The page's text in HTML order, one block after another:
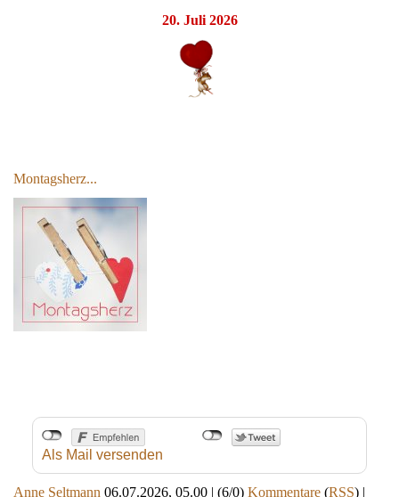
20. Juli 2026
Montagsherz...
Als Mail versenden
Anne Seltmann 06.07.2026, 05.00 | (6/0) Kommentare (RSS) |